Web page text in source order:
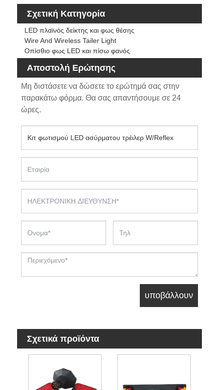
Σχετική Κατηγορία
LED πλαϊνός δείκτης και φως θέσης
Wire And Wireless Tailer Light
Οπίσθιο φως LED και πίσω φανός
Αποστολή Ερώτησης
Μη διστάσετε να δώσετε το ερώτημά σας στην
παρακάτω φόρμα. Θα σας απαντήσουμε σε 24
ώρες.
Σχετικά προϊόντα